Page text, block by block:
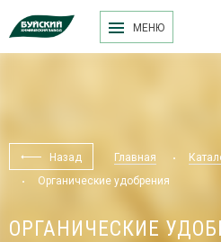
МЕНЮ
Назад Главная
Органические удобрения
ОРГАНИЧЕСКИЕ